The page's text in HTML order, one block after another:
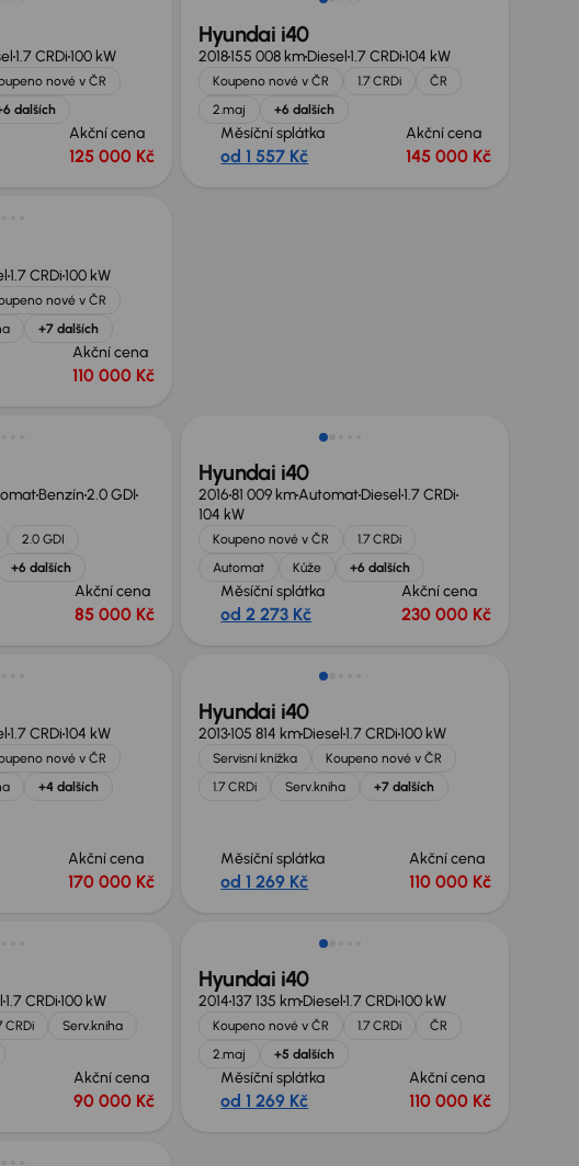
1.7 CRDi100 kW
nové v ČR
dalších
Akční cena
125 000 Kč
Hyundai i40
2018155 008 kmDiesel1.7 CRDi104 kW
Koupeno nové v ČR 1.7 CRDi
ČR
2.maj
+6 dalších
Měsíční splátka
od 1 557 Kč
Akční cena
145 000 Kč
Kč
1.7 CRDi100 kW
nové v ČR
+7 dalších
Akční cena
110 000 Kč
Benzín2.0 GDI
2.0 GDI
+6 dalších
Akční cena
85 000 Kč
Hyundai i40
201681 009 kmAutomatDiesel1.7 CRDi
104 kW
Koupeno nové v ČR
1.7 CRDi
Automat
Kůže +6 dalších
Měsíční splátka
od 2 273 Kč
Akční cena
230 000 Kč
1.7 CRDi104 kW
nové v ČR
+4 dalších
Akční cena
170 000 Kč
Možnost odpočtu DPH
Hyundai i40
2013105 814 kmDiesel1.7 CRDi100 kW
Servisní knížka
Koupeno nové v ČR
1.7 CRDi
Serv.kniha +7 dalších
Měsíční splátka
od 1 269 Kč
Akční cena
110 000 Kč
1.7 CRDi100 kW
CRDi
Serv.kniha
Akční cena
90 000 Kč
Hyundai i40
2014137 135 kmDiesel1.7 CRDi100 kW
Koupeno nové v ČR 1.7 CRDi
ČR
2.maj
+5 dalších
Měsíční splátka
od 1 269 Kč
Akční cena
110 000 Kč